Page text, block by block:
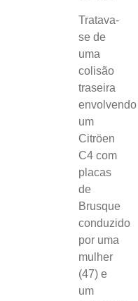
Tratava-
se de
uma
colisão
traseira
envolvendo
um
Citröen
C4 com
placas
de
Brusque
conduzido
por uma
mulher
(47) e
um